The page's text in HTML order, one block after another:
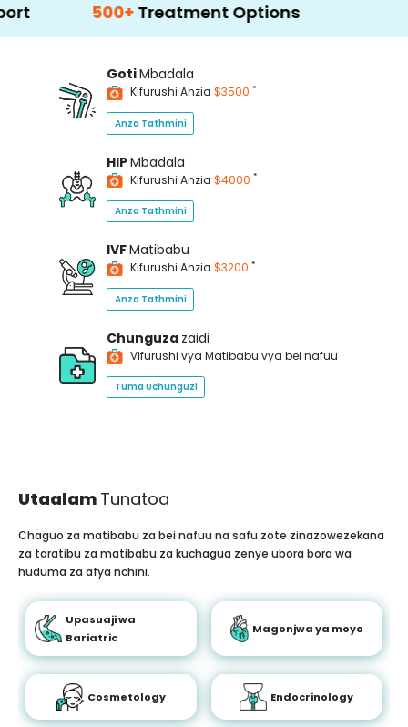
500+ Treatment Options
GotiMbadala
Kifurushi Anzia $3500 *
Anza Tathmini
HIPMbadala
Kifurushi Anzia $4000 *
Anza Tathmini
IVFMatibabu
Kifurushi Anzia $3200 *
Anza Tathmini
Chunguza zaidi
Vifurushi vya Matibabu vya bei nafuu
Tuma Uchunguzi
Utaalam Tunatoa
Chaguo za matibabu za bei nafuu na safu zote zinazowezekana
za taratibu za matibabu za kuchagua zenye ubora bora wa
huduma za afya nchini.
Upasuaji wa
Bariatric
Magonjwa ya moyo
Cosmetology Endocrinology